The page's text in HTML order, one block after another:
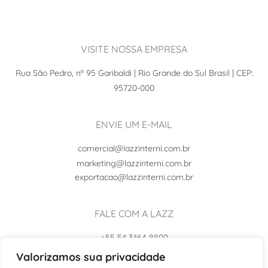
Valorizamos sua privacidade
VISITE NOSSA EMPRESA
Rua São Pedro, nº 95 Garibaldi | Rio Grande do Sul Brasil | CEP:
95720-000
ENVIE UM E-MAIL
comercial@lazzinterni.com.br
marketing@lazzinterni.com.br
exportacao@lazzinterni.com.br
FALE COM A LAZZ
+55 54 3464-8800
+55 54 99102-8242